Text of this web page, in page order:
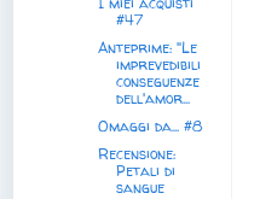
#47
Anteprime: "Le
imprevedibili
conseguenze
dell'amor...
Omaggi da... #8
Recensione:
Petali di
sangue